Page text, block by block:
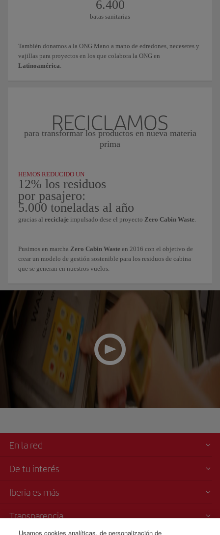
6.400
batas sanitarias
También donamos a la ONG Mano a mano de edredones, neceseres y
vajillas para proyectos en los que colabora la ONG en
Latinoamérica
RECICLAMOS
para transformar los productos en nueva materia
prima
HEMOS REDUCIDO UN
12% los residuos
por pasajero:
5.000 toneladas al año
gracias al reciclaje impulsado dese el proyecto Zero Cabin Waste
Pusimos en marcha Zero Cabin Waste en 2016 con el objetivo de
crear un modelo de gestión sostenible para los residuos de cabina
que se generan en nuestros vuelos.
En la red
De tu interés
Iberia es más
Transparencia
Usamos cookies analíticas, de personalización de